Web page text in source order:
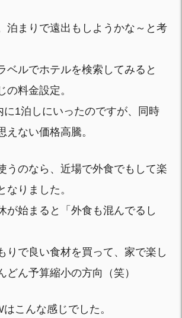
泊まりで遠出もしようかな～と考
ベルでホテルを検索してみると
の料金設定。
に1泊しにいったのですが、同時
えない価格高騰。
うのなら、近場で外食でもして楽
なりました。
が始まると「外食も混んでるし
りで良い食材を買って、家で楽し
どん予算縮小の方向（笑）
こんな感じでした。